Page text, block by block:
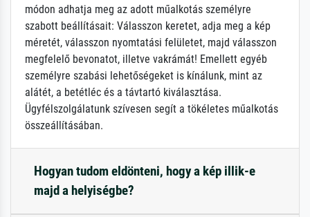
módon adhatja meg az adott műalkotás személyre
szabott beállításait: Válasszon keretet, adja meg a kép
méretét, válasszon nyomtatási felületet, majd válasszon
megfelelő bevonatot, illetve vakrámát! Emellett egyéb
személyre szabási lehetőségeket is kínálunk, mint az
alátét, a betétléc és a távtartó kiválasztása.
Ügyfélszolgálatunk szívesen segít a tökéletes műalkotás
összeállításában.
Hogyan tudom eldönteni, hogy a kép illik-e
majd a helyiségbe?